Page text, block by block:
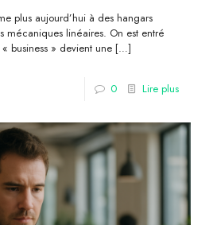
plus aujourd’hui à des hangars
mécaniques linéaires. On est entré
business » devient une […]
0 Lire plus